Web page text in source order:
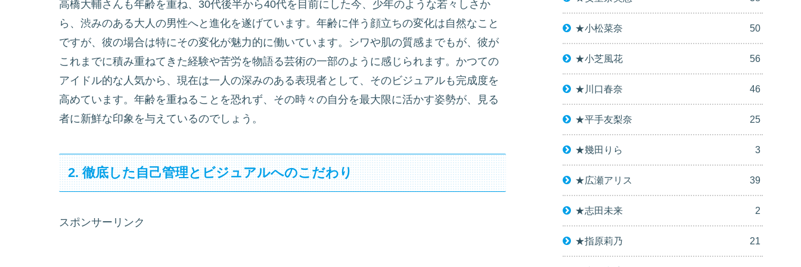
高橋大輔さんも年齢を重ね、30代後半から40代を目前にした今、少年のような若々しさか
ら、渋みのある大人の男性へと進化を遂げています。年齢に伴う顔立ちの変化は自然なこと
ですが、彼の場合は特にその変化が魅力的に働いています。シワや肌の質感までもが、彼が
これまでに積み重ねてきた経験や苦労を物語る芸術の一部のように感じられます。かつての
アイドル的な人気から、現在は一人の深みのある表現者として、そのビジュアルも完成度を
高めています。年齢を重ねることを恐れず、その時々の自分を最大限に活かす姿勢が、見る
者に新鮮な印象を与えているのでしょう。
2. 徹底した自己管理とビジュアルへのこだわり
スポンサーリンク
★小松菜奈 50
★小芝風花 56
★川口春奈 46
★平手友梨奈 25
★幾田りら 3
★広瀬アリス 39
★志田未来 2
★指原莉乃 21